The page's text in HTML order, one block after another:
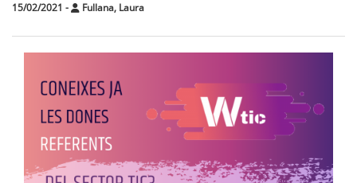
15/02/2021 - Fullana, Laura